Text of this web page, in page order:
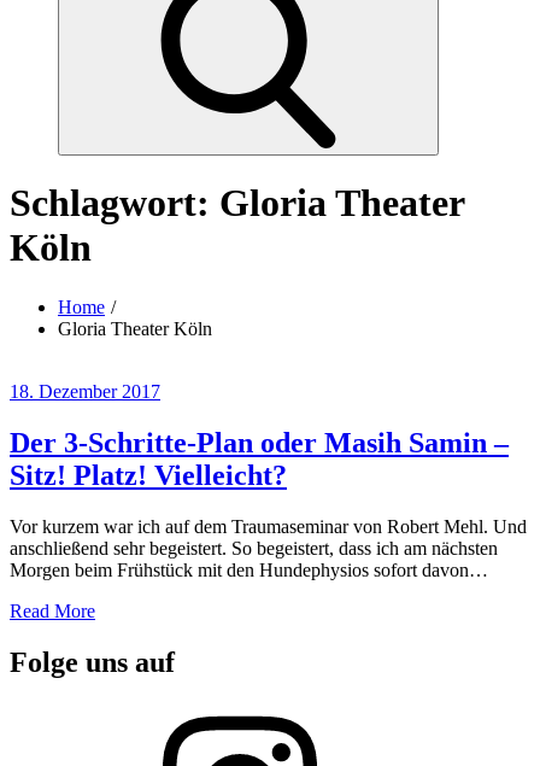
Schlagwort: Gloria Theater
Köln
Home
Gloria Theater Köln
Posted
18. Dezember 2017
Der 3-Schritte-Plan oder Masih Samin –
Sitz! Platz! Vielleicht?
Vor kurzem war ich auf dem Traumaseminar von Robert Mehl. Und
anschließend sehr begeistert. So begeistert, dass ich am nächsten
Morgen beim Frühstück mit den Hundephysios sofort davon…
Read More
Folge uns auf